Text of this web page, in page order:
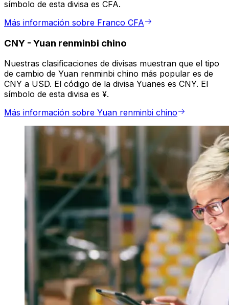
símbolo de esta divisa es CFA.
Más información sobre Franco CFA
CNY - Yuan renminbi chino
Nuestras clasificaciones de divisas muestran que el tipo
de cambio de Yuan renminbi chino más popular es de
CNY a USD. El código de la divisa Yuanes es CNY. El
símbolo de esta divisa es ¥.
Más información sobre Yuan renminbi chino